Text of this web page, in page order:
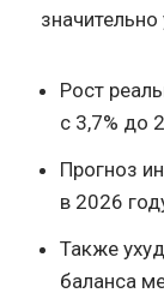
Рост
с 3,7% до
Прогноз
в 2026
Также
баланса